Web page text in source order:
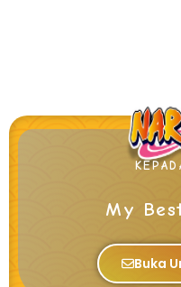
My
Buka